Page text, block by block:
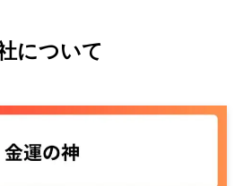
について